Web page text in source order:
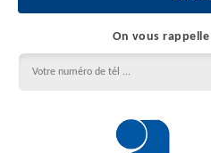
On vous